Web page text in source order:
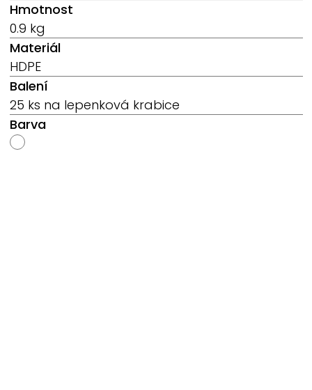
Hmotnost
0.9 kg
Materiál
HDPE
Balení
25 ks na lepenková krabice
Barva